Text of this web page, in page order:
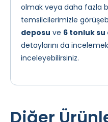
olmak veya daha fazla
temsilcilerimizle
deposu ve 6 tonluk su
detaylarını da
inceleyebilirsiniz.
Diğer